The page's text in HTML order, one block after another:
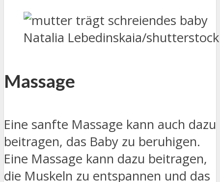
Natalia Lebedinskaia/
Massage
Eine sanfte Massage kann auch dazu
beitragen, das Baby zu beruhigen.
Eine Massage kann dazu beitragen,
die Muskeln zu entspannen und das